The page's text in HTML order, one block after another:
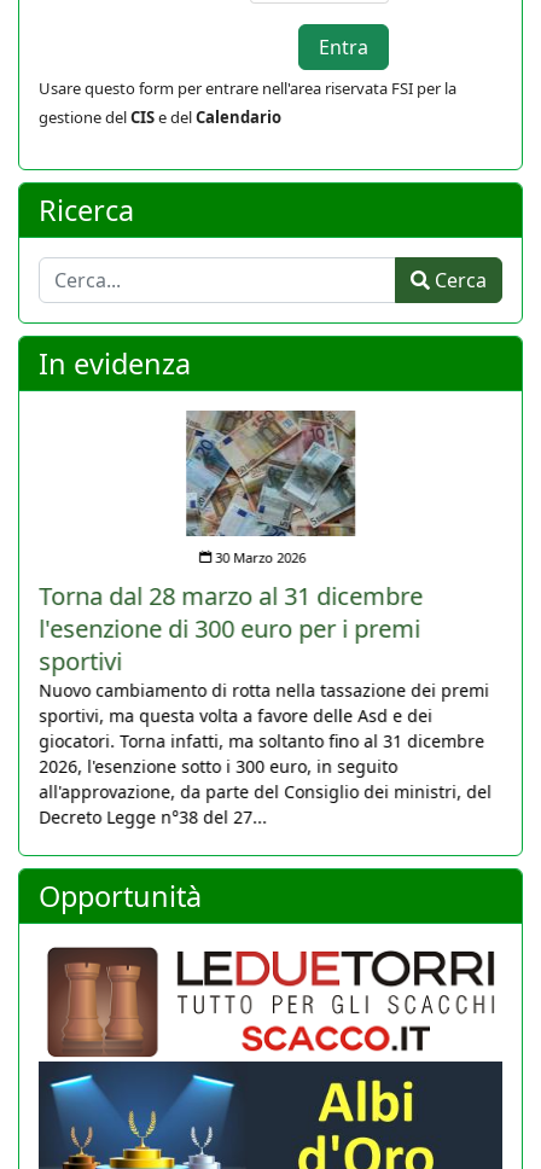
Usare questo form per entrare nell'area riservata FSI per la
gestione delCISe delCalendario
Ricerca
Cerca Cerca
In evidenza
30 Marzo 2026
Torna dal 28 marzo al 31 dicembre
l'esenzione di 300 euro per i premi
sportivi
Nuovo cambiamento di rotta nella tassazione dei premi
sportivi, ma questa volta a favore delle Asd e dei
giocatori. Torna infatti, ma soltanto fino al 31 dicembre
2026, l'esenzione sotto i 300 euro, in seguito
all'approvazione, da parte del Consiglio dei ministri, del
Decreto Legge n°38 del 27...
Opportunità